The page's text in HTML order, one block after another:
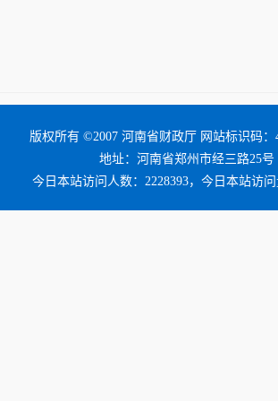
版权所有 ©2007 河南省财政厅 网站标识码：
地址：河南省郑州市经三路25号
今日本站访问人数：2228393，今日本站访